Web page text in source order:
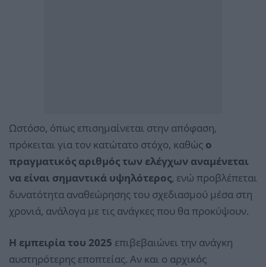
Ωστόσο, όπως επισημαίνεται στην απόφαση,
πρόκειται για τον κατώτατο στόχο, καθώς ο
πραγματικός αριθμός των ελέγχων αναμένεται
να είναι σημαντικά υψηλότερος, ενώ προβλέπεται
δυνατότητα αναθεώρησης του σχεδιασμού μέσα στη
χρονιά, ανάλογα με τις ανάγκες που θα προκύψουν.
Η εμπειρία του 2025 επιβεβαιώνει την ανάγκη
αυστηρότερης εποπτείας. Αν και ο αρχικός